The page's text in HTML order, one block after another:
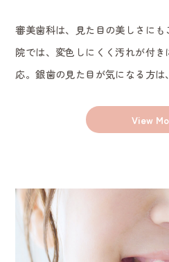
審美歯科は、見た目の美しさに
院では、変色しにくく汚れが付
応。銀歯の見た目が気になる方は
View